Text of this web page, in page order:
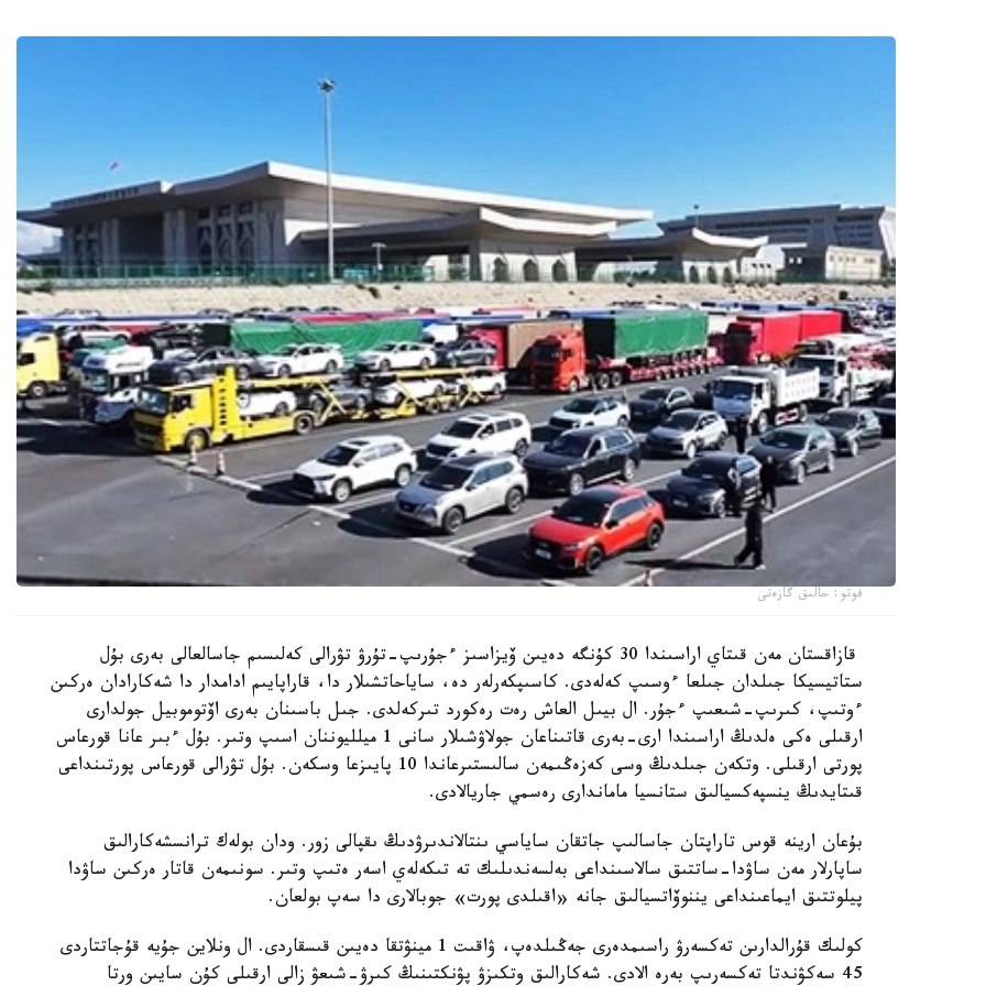
فوتو: حالىق گازەتى
قازاقستان مەن قىتاي اراسىندا 30 كۇنگە دەيىن ۆيزاسىز ءجۇرىپ-تۇرۋ تۋرالى كەلىسىم جاسالعالى بەرى بۇل
ستاتيسيكا جىلدان جىلعا ءوسىپ كەلەدى. كاسىپكەرلەر دە، ساياحاتشىلار دا، قاراپايىم ادامدار دا شەكارادان ەركىن
ءوتىپ، كىرىپ-شىعىپ ءجۇر. ال بيىل العاش رەت رەكورد تىركەلدى. جىل باسىنان بەرى اۆتوموبيل جولدارى
ارقىلى ەكى ەلدىڭ اراسىندا ارى-بەرى قاتىناعان جولاۋشىلار سانى 1 ميلليوننان اسىپ وتىر. بۇل ءبىر عانا قورعاس
پورتى ارقىلى. وتكەن جىلدىڭ وسى كەزەڭىمەن سالىستىرعاندا 10 پايىزعا وسكەن. بۇل تۋرالى قورعاس پورتىنداعى
قىتايدىڭ ينسپەكسيالىق ستانسيا ماماندارى رەسمي جاريالادى.
بۇعان ارينە قوس تاراپتان جاسالىپ جاتقان ساياسي ىنتالاندىرۋدىڭ ىقپالى زور. ودان بولەك ترانسشەكارالىق
ساپارلار مەن ساۋدا-ساتتىق سالاسىنداعى بەلسەندىلىك تە تىكەلەي اسەر ەتىپ وتىر. سونىمەن قاتار ەركىن ساۋدا
پيلوتتىق ايماعىنداعى يننوۆاتسيالىق جانە «اقىلدى پورت» جوبالارى دا سەپ بولعان.
كولىك قۇرالدارىن تەكسەرۋ راسىمدەرى جەڭىلدەپ، ۋاقىت 1 مينۋتقا دەيىن قىسقاردى. ال ونلاين جۇيە قۇجاتتاردى
45 سەكۋندتا تەكسەرىپ بەرە الادى. شەكارالىق وتكىزۋ پۋنكتىنىڭ كىرۋ-شىعۋ زالى ارقىلى كۇن سايىن ورتا